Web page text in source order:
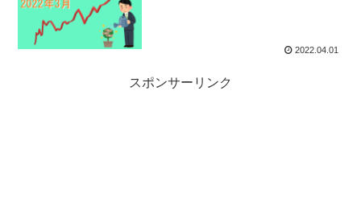
2022.04.01
スポンサーリンク